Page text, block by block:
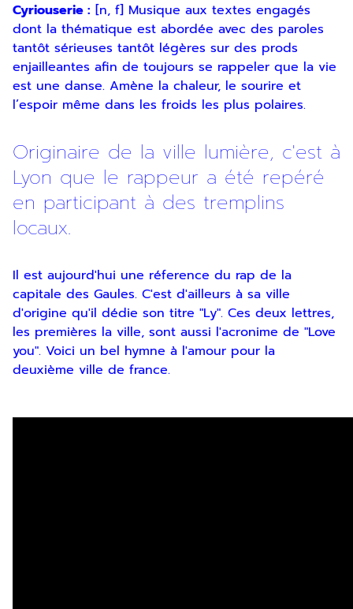
Cyriouserie : [n, f] Musique aux textes engagés
dont la thématique est abordée avec des paroles
tantôt sérieuses tantôt légères sur des prods
enjailleantes afin de toujours se rappeler que la vie
est une danse. Amène la chaleur, le sourire et
l’espoir même dans les froids les plus polaires.
Originaire de la ville lumière, c'est à
Lyon que le rappeur a été repéré
en participant à des tremplins
locaux.
Il est aujourd'hui une réference du rap de la
capitale des Gaules. C'est d'ailleurs à sa ville
d'origine qu'il dédie son titre "Ly". Ces deux lettres,
les premières la ville, sont aussi l'acronime de "Love
you". Voici un bel hymne à l'amour pour la
deuxième ville de france.